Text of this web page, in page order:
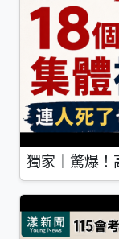
獨家｜驚爆！